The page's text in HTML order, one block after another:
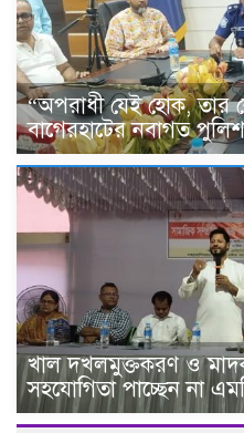
“অপরাধী যেই হোক,
বাগেরহাটের নবাগত
খাল দখলমুক্তকরণ ও মাদক
সহযোগিতা পাচ্ছেন না